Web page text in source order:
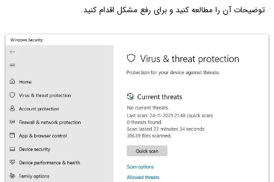
توضیحات آن را مطالعه کنید و برای رفع مشکل اقدام کنید.